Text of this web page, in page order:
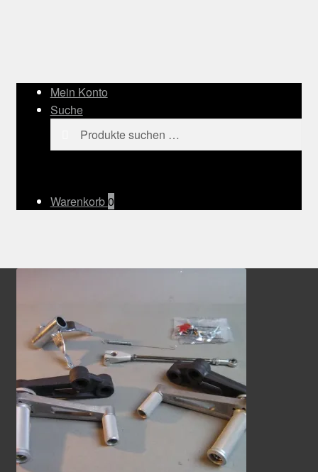
Mein Konto
Suche
Suchen
Suchen
Warenkorb0